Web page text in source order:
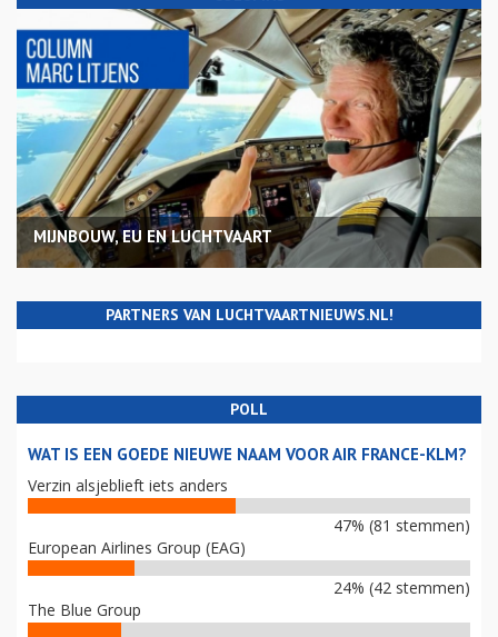
MIJNBOUW, EU EN LUCHTVAART
PARTNERS VAN LUCHTVAARTNIEUWS.NL!
POLL
WAT IS EEN GOEDE NIEUWE NAAM VOOR AIR FRANCE-KLM?
Verzin alsjeblieft iets anders
47% (81 stemmen)
European Airlines Group (EAG)
24% (42 stemmen)
The Blue Group